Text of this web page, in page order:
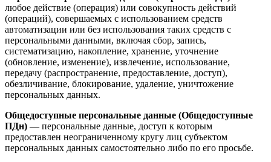
любое действие (операция) или совокупность действий
(операций), совершаемых с использованием средств
автоматизации или без использования таких средств с
персональными данными, включая сбор, запись,
систематизацию, накопление, хранение, уточнение
(обновление, изменение), извлечение, использование,
передачу (распространение, предоставление, доступ),
обезличивание, блокирование, удаление, уничтожение
персональных данных.
Общедоступные персональные данные (Общедоступные
ПДн) — персональные данные, доступ к которым
предоставлен неограниченному кругу лиц субъектом
персональных данных самостоятельно либо по его просьбе.